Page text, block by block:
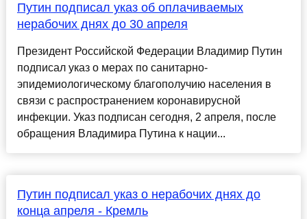
Путин подписал указ об оплачиваемых
нерабочих днях до 30 апреля
Президент Российской Федерации Владимир Путин
подписал указ о мерах по санитарно-
эпидемиологическому благополучию населения в
связи с распространением коронавирусной
инфекции. Указ подписан сегодня, 2 апреля, после
обращения Владимира Путина к нации...
Путин подписал указ о нерабочих днях до
конца апреля - Кремль